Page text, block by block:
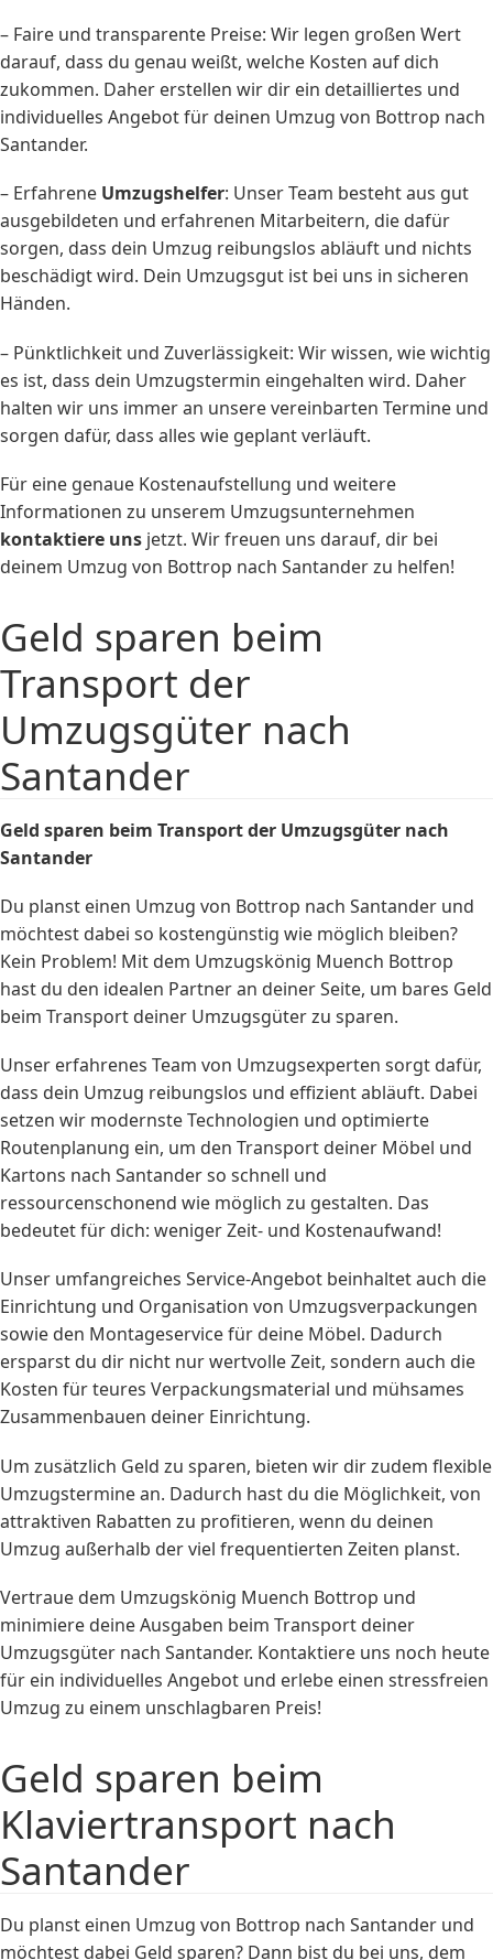
– Faire und transparente Preise: Wir legen großen Wert
darauf, dass du genau weißt, welche Kosten auf dich
zukommen. Daher erstellen wir dir ein detailliertes und
individuelles Angebot für deinen Umzug von Bottrop nach
Santander.
– Erfahrene Umzugshelfer: Unser Team besteht aus gut
ausgebildeten und erfahrenen Mitarbeitern, die dafür
sorgen, dass dein Umzug reibungslos abläuft und nichts
beschädigt wird. Dein Umzugsgut ist bei uns in sicheren
Händen.
– Pünktlichkeit und Zuverlässigkeit: Wir wissen, wie wichtig
es ist, dass dein Umzugstermin eingehalten wird. Daher
halten wir uns immer an unsere vereinbarten Termine und
sorgen dafür, dass alles wie geplant verläuft.
Für eine genaue Kostenaufstellung und weitere
Informationen zu unserem Umzugsunternehmen
kontaktiere uns jetzt. Wir freuen uns darauf, dir bei
deinem Umzug von Bottrop nach Santander zu helfen!
Geld sparen beim
Transport der
Umzugsgüter nach
Santander
Geld sparen beim Transport der Umzugsgüter nach
Santander
Du planst einen Umzug von Bottrop nach Santander und
möchtest dabei so kostengünstig wie möglich bleiben?
Kein Problem! Mit dem Umzugskönig Muench Bottrop
hast du den idealen Partner an deiner Seite, um bares Geld
beim Transport deiner Umzugsgüter zu sparen.
Unser erfahrenes Team von Umzugsexperten sorgt dafür,
dass dein Umzug reibungslos und effizient abläuft. Dabei
setzen wir modernste Technologien und optimierte
Routenplanung ein, um den Transport deiner Möbel und
Kartons nach Santander so schnell und
ressourcenschonend wie möglich zu gestalten. Das
bedeutet für dich: weniger Zeit- und Kostenaufwand!
Unser umfangreiches Service-Angebot beinhaltet auch die
Einrichtung und Organisation von Umzugsverpackungen
sowie den Montageservice für deine Möbel. Dadurch
ersparst du dir nicht nur wertvolle Zeit, sondern auch die
Kosten für teures Verpackungsmaterial und mühsames
Zusammenbauen deiner Einrichtung.
Um zusätzlich Geld zu sparen, bieten wir dir zudem flexible
Umzugstermine an. Dadurch hast du die Möglichkeit, von
attraktiven Rabatten zu profitieren, wenn du deinen
Umzug außerhalb der viel frequentierten Zeiten planst.
Vertraue dem Umzugskönig Muench Bottrop und
minimiere deine Ausgaben beim Transport deiner
Umzugsgüter nach Santander. Kontaktiere uns noch heute
für ein individuelles Angebot und erlebe einen stressfreien
Umzug zu einem unschlagbaren Preis!
Geld sparen beim
Klaviertransport nach
Santander
Du planst einen Umzug von Bottrop nach Santander und
möchtest dabei Geld sparen? Dann bist du bei uns, dem